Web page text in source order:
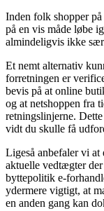
Inden folk shopper
på en vis måde løbe
almindeligvis ikke
Et nemt alternativ
forretningen er
bevis på at online
og at netshoppen fra
retningslinjerne.
vidt du skulle få
Ligeså anbefaler vi
aktuelle vedtægter
byttepolitik e-
ydermere vigtigt, at
en anden gang kan